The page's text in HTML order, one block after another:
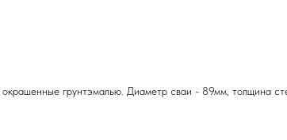
окрашенные грунтэмалью. Диаметр сваи - 89мм,